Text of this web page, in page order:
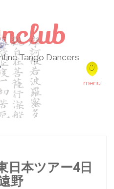
Tango Dancers
日本ツアー4日
野
menu